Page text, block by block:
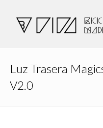
Luz Trasera
V2.0